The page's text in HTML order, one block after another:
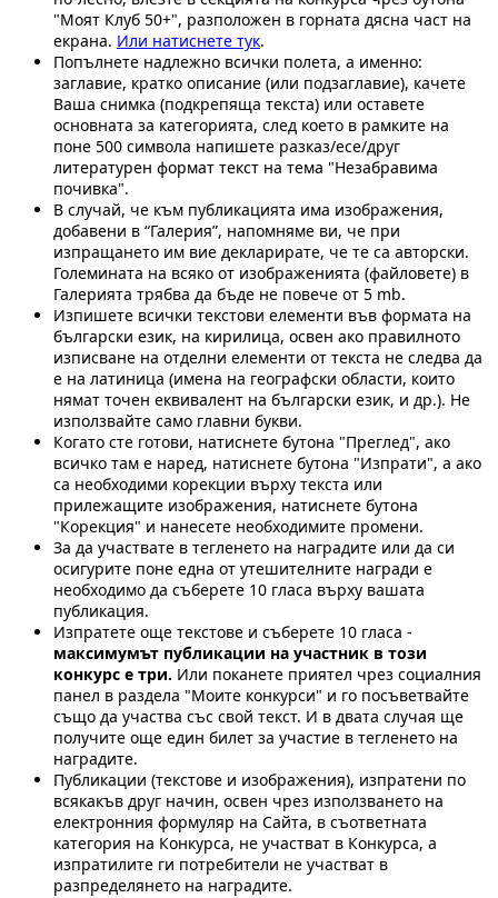
"Моят Клуб 50+", разположен в горната дясна част на
екрана. Или натиснете тук.
Попълнете надлежно всички полета, а именно:
заглавие, кратко описание (или подзаглавие), качете
Ваша снимка (подкрепяща текста) или оставете
основната за категорията, след което в рамките на
поне 500 символа напишете разказ/есе/друг
литературен формат текст на тема "Незабравима
почивка".
В случай, че към публикацията има изображения,
добавени в “Галерия”, напомняме ви, че при
изпращането им вие декларирате, че те са авторски.
Големината на всяко от изображенията (файловете) в
Галерията трябва да бъде не повече от 5 mb.
Изпишете всички текстови елементи във формата на
български език, на кирилица, освен ако правилното
изписване на отделни елементи от текста не следва да
е на латиница (имена на географски области, които
нямат точен еквивалент на български език, и др.). Не
използвайте само главни букви.
Когато сте готови, натиснете бутона "Преглед", ако
всичко там е наред, натиснете бутона "Изпрати", а ако
са необходими корекции върху текста или
прилежащите изображения, натиснете бутона
"Корекция" и нанесете необходимите промени.
За да участвате в тегленето на наградите или да си
осигурите поне една от утешителните награди е
необходимо да съберете 10 гласа върху вашата
публикация.
Изпратете още текстове и съберете 10 гласа -
максимумът публикации на участник в този
конкурс е три. Или поканете приятел чрез социалния
панел в раздела "Моите конкурси" и го посъветвайте
също да участва със свой текст. И в двата случая ще
получите още един билет за участие в тегленето на
наградите.
Публикации (текстове и изображения), изпратени по
всякакъв друг начин, освен чрез използването на
електронния формуляр на Сайта, в съответната
категория на Конкурса, не участват в Конкурса, а
изпратилите ги потребители не участват в
разпределянето на наградите.